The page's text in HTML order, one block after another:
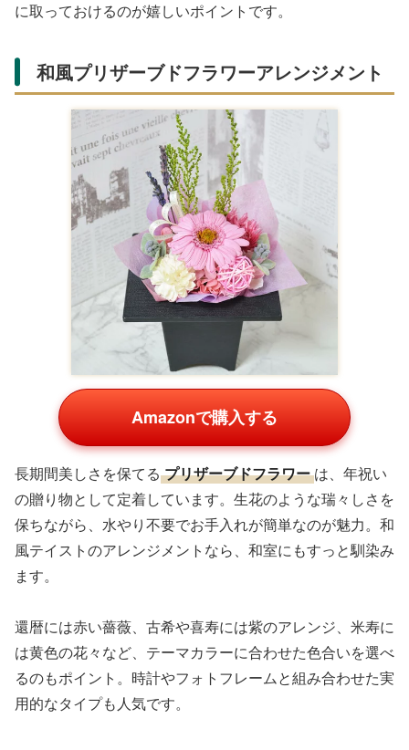
に取っておけるのが嬉しいポイントです。
和風プリザーブドフラワーアレンジメント
Amazonで購入する
長期間美しさを保てる プリザーブドフラワー は、年祝い
の贈り物として定着しています。生花のような瑞々しさを
保ちながら、水やり不要でお手入れが簡単なのが魅力。和
風テイストのアレンジメントなら、和室にもすっと馴染み
ます。
還暦には赤い薔薇、古希や喜寿には紫のアレンジ、米寿に
は黄色の花々など、テーマカラーに合わせた色合いを選べ
るのもポイント。時計やフォトフレームと組み合わせた実
用的なタイプも人気です。